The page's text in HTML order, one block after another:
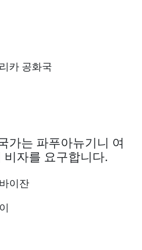
카 공화국
가는 파푸아뉴기니 여
비자를 요구합니다.
이잔